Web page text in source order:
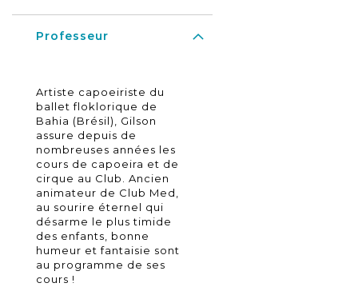
Professeur
Artiste capoeiriste du
ballet floklorique de
Bahia (Brésil), Gilson
assure depuis de
nombreuses années les
cours de capoeira et de
cirque au Club. Ancien
animateur de Club Med,
au sourire éternel qui
désarme le plus timide
des enfants, bonne
humeur et fantaisie sont
au programme de ses
cours !